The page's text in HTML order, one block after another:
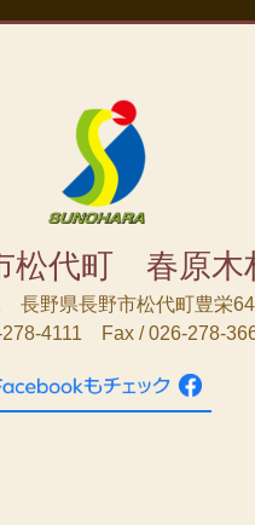
松代町 春原木
長野県長野市松代町豊栄
278-4111 Fax / 026-278-